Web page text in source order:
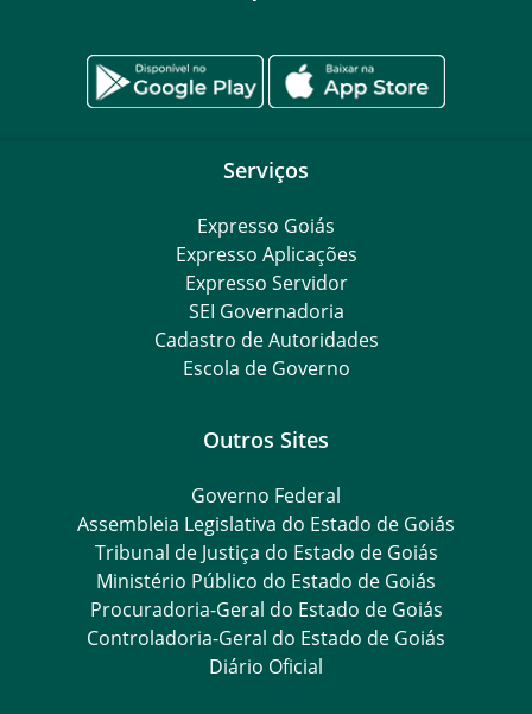
Serviços
Expresso Goiás
Expresso Aplicações
Expresso Servidor
SEI Governadoria
Cadastro de Autoridades
Escola de Governo
Outros Sites
Governo Federal
Assembleia Legislativa do Estado de Goiás
Tribunal de Justiça do Estado de Goiás
Ministério Público do Estado de Goiás
Procuradoria-Geral do Estado de Goiás
Controladoria-Geral do Estado de Goiás
Diário Oficial